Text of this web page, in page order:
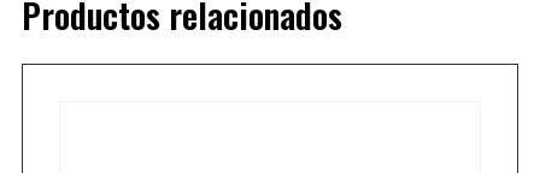
Productos relacionados